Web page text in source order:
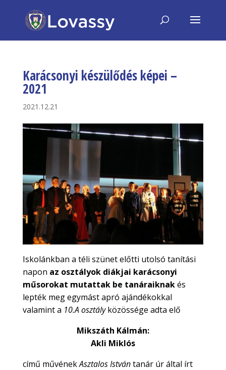
Karácsonyi készülődés képei –
2021
2021.12.21
Iskolánkban a téli szünet előtti utolsó tanítási
napon az osztályok diákjai karácsonyi
műsorokat mutattak be tanáraiknakés
lepték meg egymást apró ajándékokkal
valamint a 10.A osztályközössége adta elő
Mikszáth Kálmán:
Akli Miklós
című művénekAsztalos Istvántanár úr által írt